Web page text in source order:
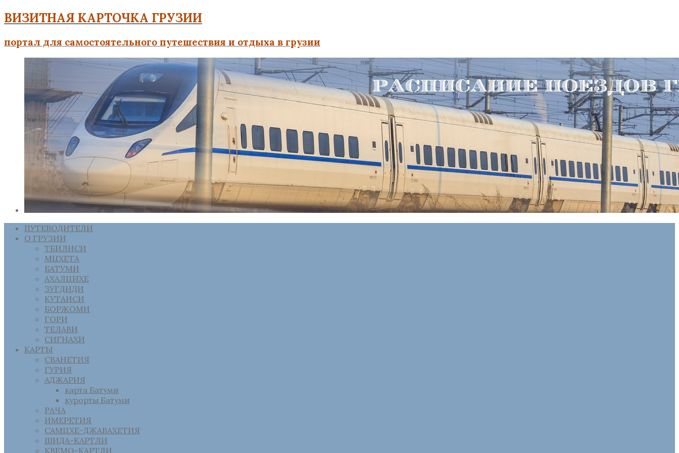
ВИЗИТНАЯ КАРТОЧКА ГРУЗИИ
портал для самостоятельного путешествия и отдыха в грузии
ПУТЕВОДИТЕЛИ
О ГРУЗИИ
ТБИЛИСИ
МЦХЕТА
БАТУМИ
АХАЛЦИХЕ
ЗУГДИДИ
КУТАИСИ
БОРЖОМИ
ГОРИ
ТЕЛАВИ
СИГНАХИ
КАРТЫ
СВАНЕТИЯ
ГУРИЯ
АДЖАРИЯ
карта Батуми
курорты Батуми
РАЧА
ИМЕРЕТИЯ
САМЦХЕ-ДЖАВАХЕТИЯ
ШИДА-КАРТЛИ
КВЕМО-КАРТЛИ